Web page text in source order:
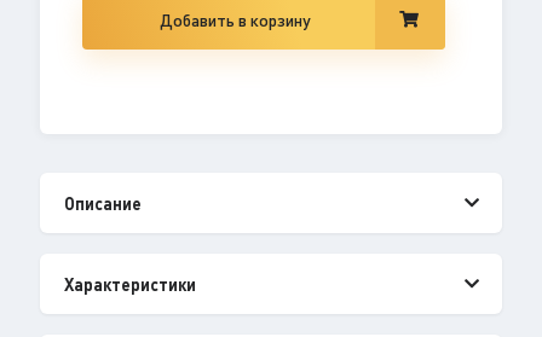
Добавить в корзину
Описание
Характеристики